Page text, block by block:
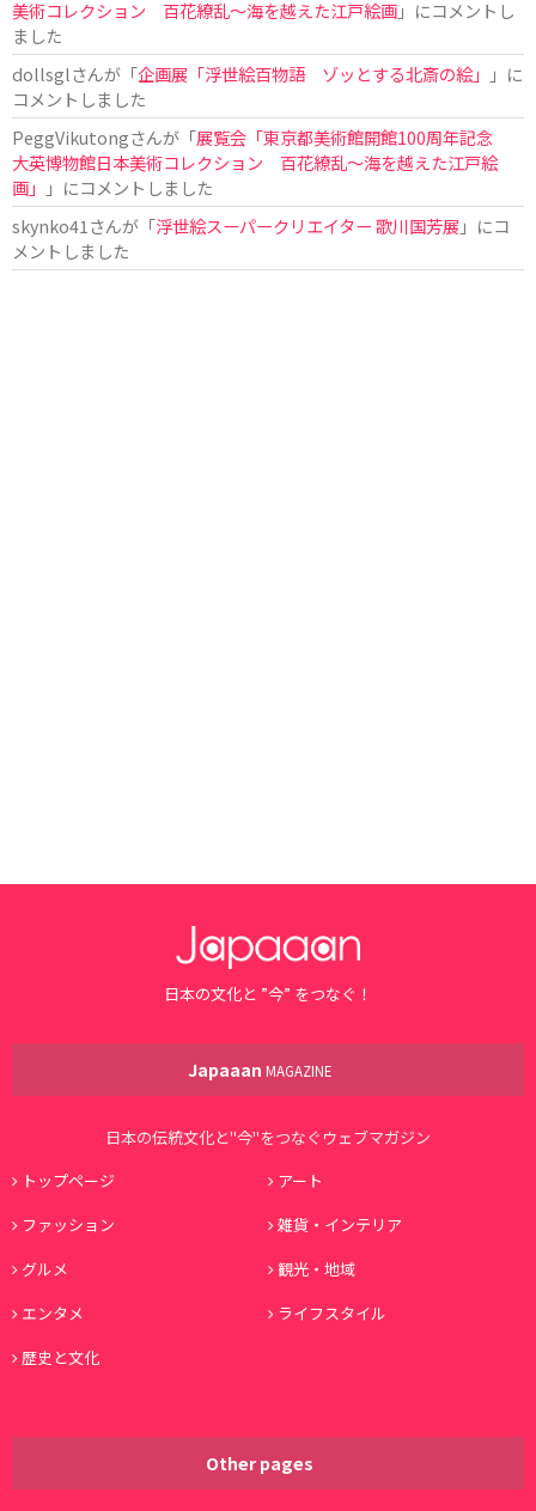
美術コレクション 百花繚乱～海を越えた江戸絵画」にコメントし
ました
dollsglさんが「企画展「浮世絵百物語 ゾッとする北斎の絵」
」に
コメントしました
PeggVikutongさんが「展覧会「東京都美術館開館100周年記念
大英博物館日本美術コレクション 百花繚乱〜海を越えた江戸絵
画」
」にコメントしました
skynko41さんが「浮世絵スーパークリエイター 歌川国芳展 」にコ
メントしました
日本の文化と ”今” をつなぐ！
Japaaan MAGAZINE
日本の伝統文化と"今"をつなぐウェブマガジン
トップページ
アート
ファッション
雑貨・インテリア
グルメ
観光・地域
エンタメ
ライフスタイル
歴史と文化
Other pages